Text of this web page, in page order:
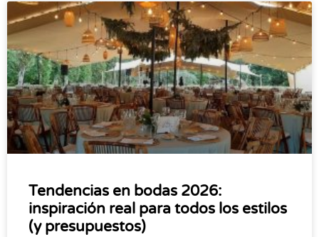
Tendencias en bodas 2026:
inspiración real para todos los estilos
(y presupuestos)